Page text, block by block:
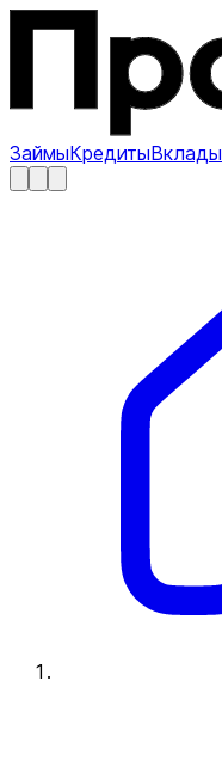
ЗаймыКредитыВклады